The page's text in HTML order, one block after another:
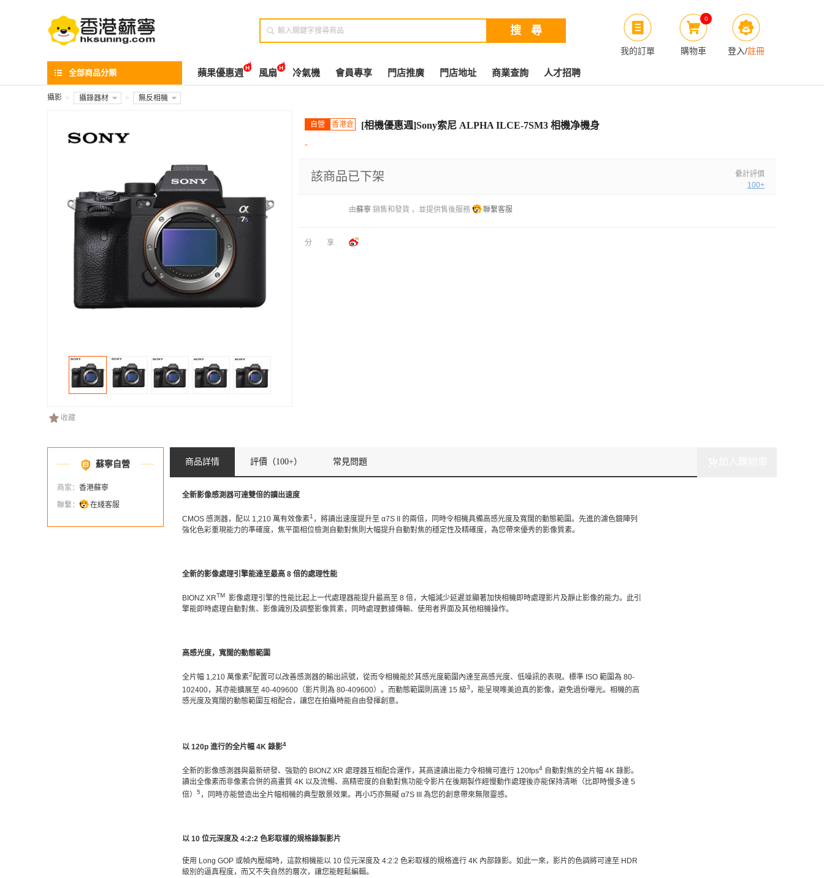
我的訂單
0
購物車 登入/註冊

全部商品分類 蘋果優惠週 風扇 冷氣機 會員專享 門店推廣 門店地址 商業查詢 人才招聘
攝影 > 攝錄器材 > 無反相機
收藏
自營 香港倉 [相機優惠週]Sony索尼 ALPHA ILCE-7SM3 相機净機身
-
該商品已下架
纍計評價
100+
由蘇寧 銷售和發貨 ，並提供售後服務 聯繫客服
分享
蘇寧自營
商家： 香港蘇寧
聯繫：
在綫客服
商品詳情 評價 （100+） 常見問題
全新影像感測器可達雙倍的讀出速度
CMOS 感測器，配以 1,210 萬有效像素1 ，將讀出速度提升至 α7S II 的兩倍，同時令相機具備高感光度及寬闊的動態範圍。先進的濾色鏡陣列
強化色彩重現能力的準確度，焦平面相位檢測自動對焦則大幅提升自動對焦的穩定性及精確度，為您帶來優秀的影像質素。
全新的影像處理引擎能達至最高 8 倍的處理性能
BIONZ XRTM 影像處理引擎的性能比起上一代處理器能提升最高至 8 倍，大幅減少延遲並顯著加快相機即時處理影片及靜止影像的能力。此引
擎能即時處理自動對焦、影像識別及調整影像質素，同時處理數據傳輸、使用者界面及其他相機操作。
高感光度，寬闊的動態範圍
全片幅 1,210 萬像素2配置可以改善感測器的輸出訊號，從而令相機能於其感光度範圍內達至高感光度、低噪訊的表現。標準 ISO 範圍為 80-
102400，其亦能擴展至 40-409600（影片則為 80-409600）。而動態範圍則高達 15 級3 ，能呈現唯美迫真的影像，避免過份曝光。相機的高
感光度及寬闊的動態範圍互相配合，讓您在拍攝時能自由發揮創意。
以 120p 進行的全片幅 4K 錄影4
全新的影像感測器與最新研發、強勁的 BIONZ XR 處理器互相配合運作，其高速讀出能力令相機可進行 120fps4 自動對焦的全片幅 4K 錄影。
讀出全像素而非像素合併的高畫質 4K 以及流暢、高精密度的自動對焦功能令影片在後期製作經慢動作處理後亦能保持清晰（比即時慢多達 5
倍）
5 ，同時亦能營造出全片幅相機的典型散景效果。再小巧亦無礙 α7S III 為您的創意帶來無限靈感。
以 10 位元深度及 4:2:2 色彩取樣的規格錄製影片
使用 Long GOP 或幀內壓縮時，這款相機能以 10 位元深度及 4:2:2 色彩取樣的規格進行 4K 內部錄影。如此一來，影片的色調將可達至 HDR
級別的逼真程度，而又不失自然的層次，讓您能輕鬆編輯。